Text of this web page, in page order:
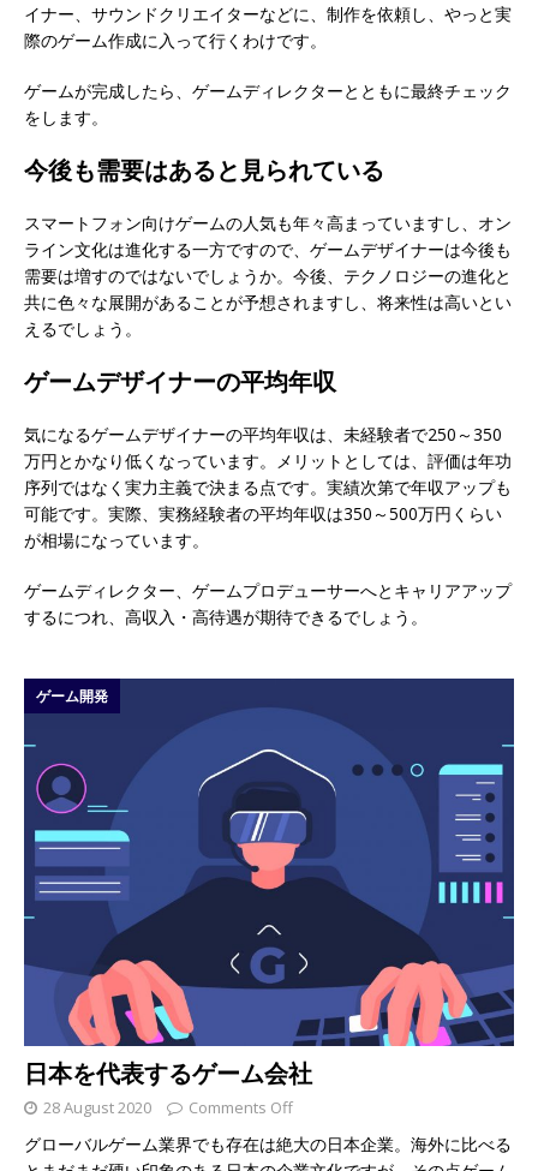
イナー、サウンドクリエイターなどに、制作を依頼し、やっと実
際のゲーム作成に入って行くわけです。
ゲームが完成したら、ゲームディレクターとともに最終チェック
をします。
今後も需要はあると見られている
スマートフォン向けゲームの人気も年々高まっていますし、オン
ライン文化は進化する一方ですので、ゲームデザイナーは今後も
需要は増すのではないでしょうか。今後、テクノロジーの進化と
共に色々な展開があることが予想されますし、将来性は高いとい
えるでしょう。
ゲームデザイナーの平均年収
気になるゲームデザイナーの平均年収は、未経験者で250～350
万円とかなり低くなっています。メリットとしては、評価は年功
序列ではなく実力主義で決まる点です。実績次第で年収アップも
可能です。実際、実務経験者の平均年収は350～500万円くらい
が相場になっています。
ゲームディレクター、ゲームプロデューサーへとキャリアアップ
するにつれ、高収入・高待遇が期待できるでしょう。
日本を代表するゲーム会社
ゲーム開発
28 August 2020 Comments Off
グローバルゲーム業界でも存在は絶大の日本企業。海外に比べる